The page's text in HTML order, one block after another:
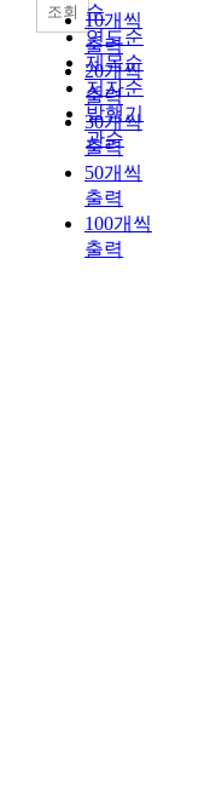
순
연도순
제목순
저자순
발행기
관순
10개씩
출력
20개씩
출력
30개씩
출력
50개씩
출력
100개씩
출력
조회